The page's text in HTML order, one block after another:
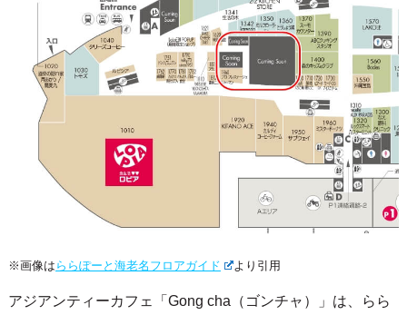
※画像は ららぽーと海老名フロアガイド より引用
アジアンティーカフェ「Gong cha（ゴンチャ）」は、らら